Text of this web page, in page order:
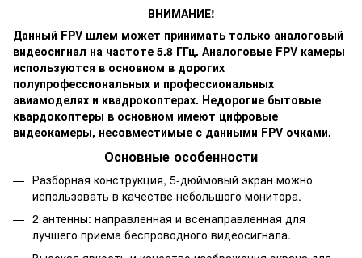
ВНИМАНИЕ!
Данный FPV шлем может принимать только аналоговый
видеосигнал на частоте 5.8 ГГц. Аналоговые FPV камеры
используются в основном в дорогих
полупрофессиональных и профессиональных
авиамоделях и квадрокоптерах. Недорогие бытовые
квардокоптеры в основном имеют цифровые
видеокамеры, несовместимые с данными FPV очками.
Основные особенности
Разборная конструкция, 5-дюймовый экран можно
использовать в качестве небольшого монитора.
2 антенны: направленная и всенаправленная для
лучшего приёма беспроводного видеосигнала.